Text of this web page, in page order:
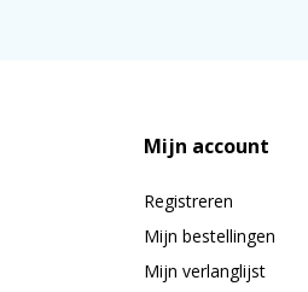
Mijn account
Registreren
Mijn bestellingen
Mijn verlanglijst